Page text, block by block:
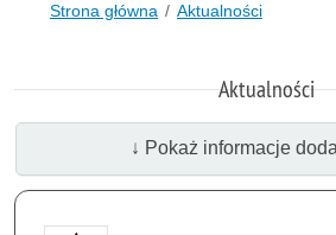
Strona główna Aktualności
Aktualności
↓ Pokaż informacje